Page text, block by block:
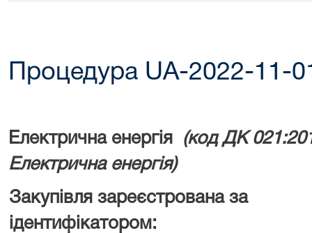
Процедура UA-2022-11-
Електрична енергія (код ДК
Електрична енергія)
Закупівля зареєстрована за
ідентифікатором: